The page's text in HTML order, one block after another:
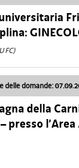
FC)
delle domande:
della
presso